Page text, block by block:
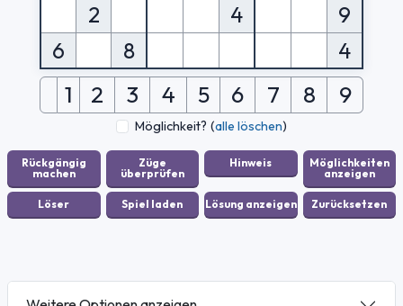
2
4
9
6
8 4
1 2 3 4 5 6 7 8 9
Möglichkeit? (alle löschen)